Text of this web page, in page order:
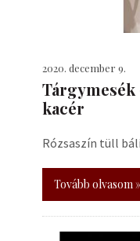
2020. december 9.
kacér
Rózsaszín tüll
Tovább olvasom »